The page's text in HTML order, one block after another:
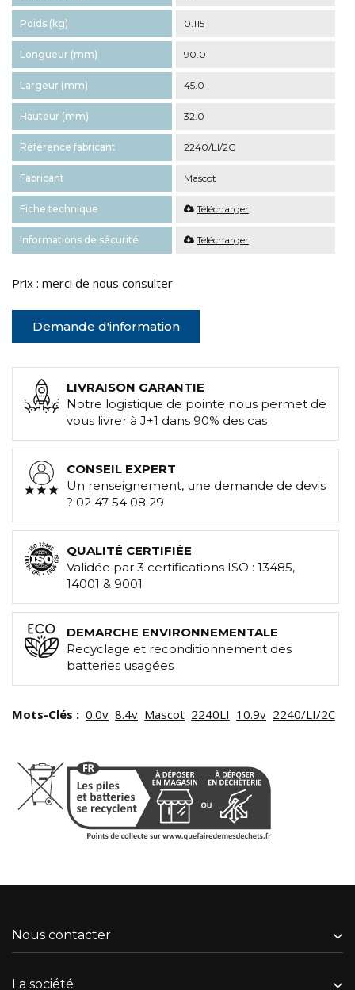
Poids (kg) 0.115
Longueur (mm) 90.0
Largeur (mm) 45.0
Hauteur (mm) 32.0
Référence fabricant 2240/LI/2C
Fabricant Mascot
Fiche technique Télécharger
Informations de sécurité Télécharger
Prix : merci de nous consulter
Demande d'information
LIVRAISON GARANTIE
Notre logistique de pointe nous permet de
vous livrer à J+1 dans 90% des cas
CONSEIL EXPERT
Un renseignement, une demande de devis
? 02 47 54 08 29
QUALITÉ CERTIFIÉE
Validée par 3 certifications ISO : 13485,
14001 & 9001
DEMARCHE ENVIRONNEMENTALE
Recyclage et reconditionnement des
batteries usagées
Mots-Clés : 0.0v 8.4v Mascot 2240LI 10.9v 2240/LI/2C
Nous contacter
La société